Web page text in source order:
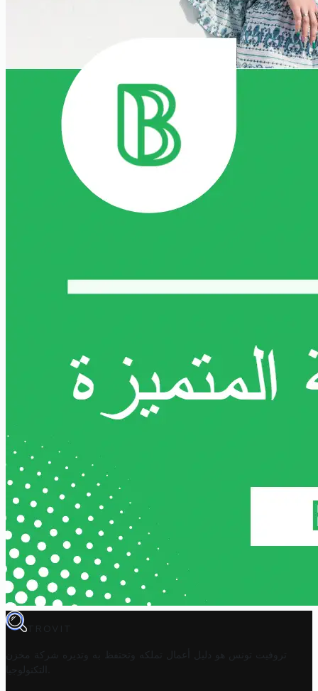
TROVIT
تروفيت تونس هو دليل أعمال تملكه وتحتفظ به وتديره
شركة مخزن
التكنولوجيا